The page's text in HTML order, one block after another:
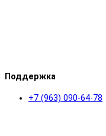
Поддержка
+7 (963) 090-64-78